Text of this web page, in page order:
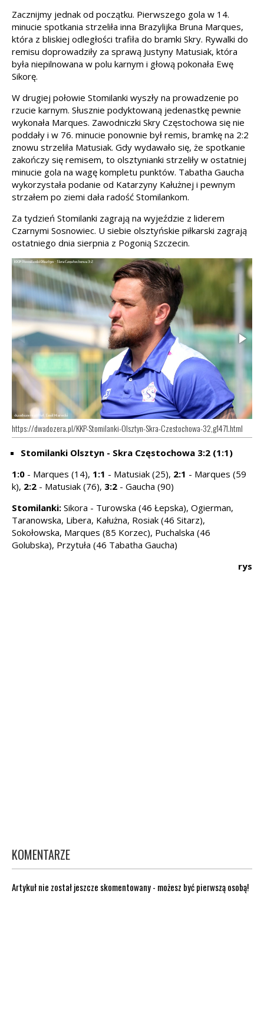
Zacznijmy jednak od początku. Pierwszego gola w 14.
minucie spotkania strzeliła inna Brazylijka Bruna Marques,
która z bliskiej odległości trafiła do bramki Skry. Rywalki do
remisu doprowadziły za sprawą Justyny Matusiak, która
była niepilnowana w polu karnym i głową pokonała Ewę
Sikorę.
W drugiej połowie Stomilanki wyszły na prowadzenie po
rzucie karnym. Słusznie podyktowaną jedenastkę pewnie
wykonała Marques. Zawodniczki Skry Częstochowa się nie
poddały i w 76. minucie ponownie był remis, bramkę na 2:2
znowu strzeliła Matusiak. Gdy wydawało się, że spotkanie
zakończy się remisem, to olsztynianki strzeliły w ostatniej
minucie gola na wagę kompletu punktów. Tabatha Gaucha
wykorzystała podanie od Katarzyny Kałużnej i pewnym
strzałem po ziemi dała radość Stomilankom.
Za tydzień Stomilanki zagrają na wyjeździe z liderem
Czarnymi Sosnowiec. U siebie olsztyńskie piłkarski zagrają
ostatniego dnia sierpnia z Pogonią Szczecin.
https://dwadozera.pl/KKP-Stomilanki-Olsztyn-Skra-Czestochowa-32,g1471.html
Stomilanki Olsztyn - Skra Częstochowa 3:2 (1:1)
1:0 - Marques (14), 1:1 - Matusiak (25), 2:1 - Marques (59
k), 2:2 - Matusiak (76), 3:2 - Gaucha (90)
Stomilanki: Sikora - Turowska (46 Łepska), Ogierman,
Taranowska, Libera, Kałużna, Rosiak (46 Sitarz),
Sokołowska, Marques (85 Korzec), Puchalska (46
Golubska), Przytuła (46 Tabatha Gaucha)
rys
KOMENTARZE
Artykuł nie został jeszcze skomentowany - możesz być pierwszą osobą!